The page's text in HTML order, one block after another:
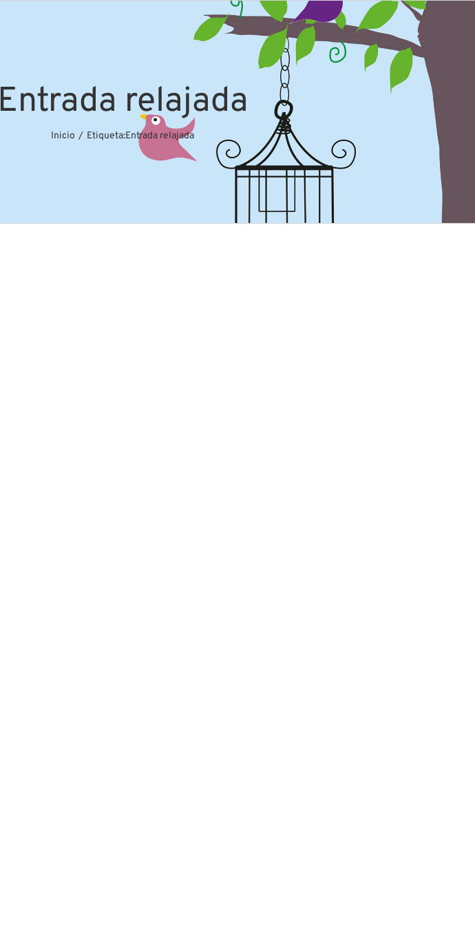
Entrada relajada
Inicio Etiqueta:Entrada relajada